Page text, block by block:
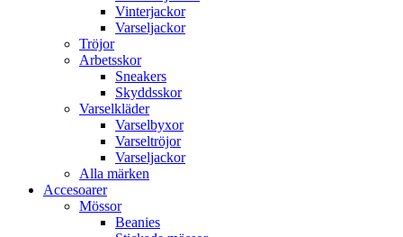
Vinterjackor
Varseljackor
Tröjor
Arbetsskor
Sneakers
Skyddsskor
Varselkläder
Varselbyxor
Varseltröjor
Varseljackor
Alla märken
Accesoarer
Mössor
Beanies